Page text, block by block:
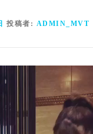
プ お問合せ
投稿者: ADMIN_MVT